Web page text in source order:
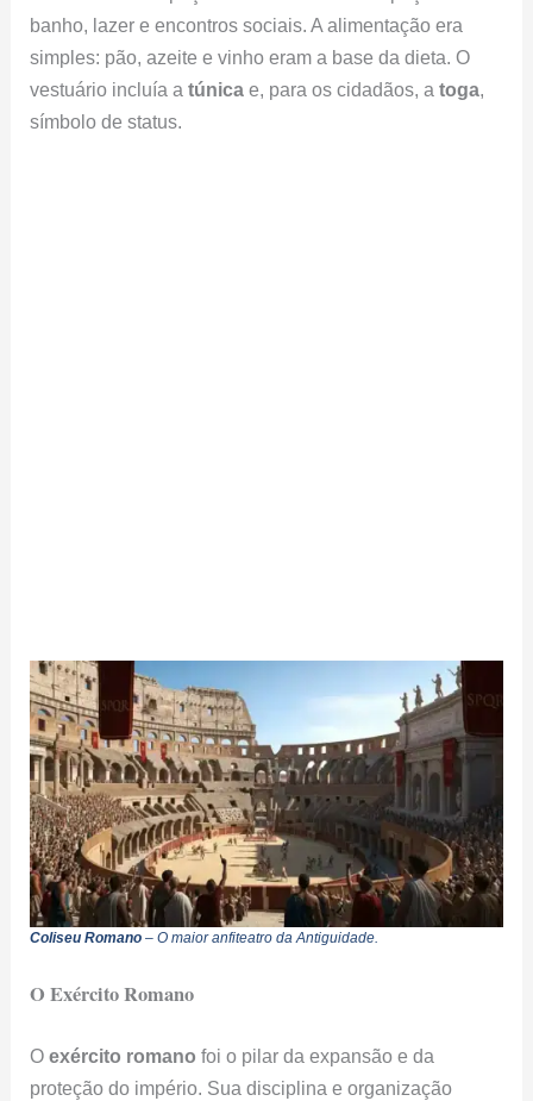
banho, lazer e encontros sociais. A alimentação era
simples: pão, azeite e vinho eram a base da dieta. O
vestuário incluía atúnicae, para os cidadãos, atoga,
símbolo de status.
Coliseu Romano – O maior anfiteatro da Antiguidade.
O Exército Romano
Oexército romano foi o pilar da expansão e da
proteção do império. Sua disciplina e organização